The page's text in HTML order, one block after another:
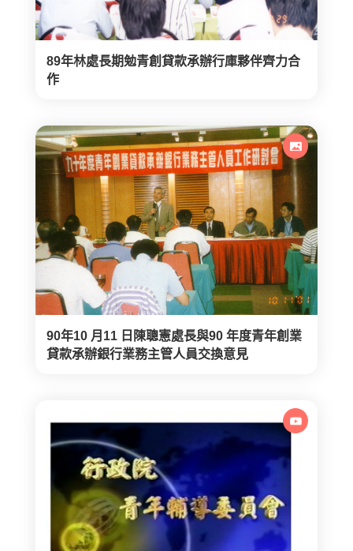
89年林處長期勉青創貸款承辦行庫夥伴齊力合
作
90年10 月11 日陳聰憲處長與90 年度青年創業
貸款承辦銀行業務主管人員交換意見